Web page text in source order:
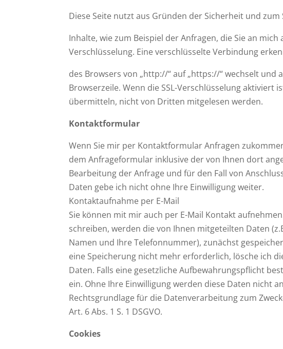
Diese Seite nutzt aus Gründen der Sicherheit und
Inhalte, wie zum Beispiel der Anfragen, die Sie an mich
Verschlüsselung. Eine verschlüsselte Verbindung
des Browsers von „http://“ auf „https://“ wechselt und
Browserzeile. Wenn die SSL-Verschlüsselung aktiviert
übermitteln, nicht von Dritten mitgelesen werden.
Kontaktformular
Wenn Sie mir per Kontaktformular Anfragen
dem Anfrageformular inklusive der von Ihnen dort
Bearbeitung der Anfrage und für den Fall von
Daten gebe ich nicht ohne Ihre Einwilligung weiter.
Kontaktaufnahme per E-Mail
Sie können mit mir auch per E-Mail Kontakt
schreiben, werden die von Ihnen mitgeteilten Daten
Namen und Ihre Telefonnummer), zunächst
eine Speicherung nicht mehr erforderlich, lösche ich
Daten. Falls eine gesetzliche Aufbewahrungspflicht
ein. Ohne Ihre Einwilligung werden diese Daten nicht
Rechtsgrundlage für die Datenverarbeitung zum
Art. 6 Abs. 1 S. 1 DSGVO.
Cookies